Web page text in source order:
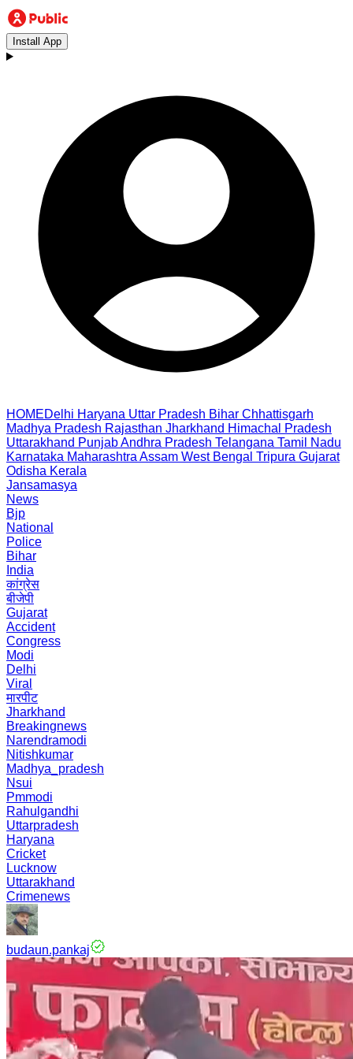
Install App
HOMEDelhi Haryana Uttar Pradesh Bihar Chhattisgarh
Madhya Pradesh Rajasthan Jharkhand Himachal Pradesh
Uttarakhand PunjabAndhra Pradesh Telangana Tamil Nadu
Karnataka Maharashtra Assam West Bengal Tripura Gujarat
Odisha Kerala
Jansamasya
News
Bjp
National
Police
Bihar
India
कांग्रेस
बीजेपी
Gujarat
Accident
Congress
Modi
Delhi
Viral
मारपीट
Jharkhand
Breakingnews
Narendramodi
Nitishkumar
Madhya_pradesh
Nsui
Pmmodi
Rahulgandhi
Uttarpradesh
Haryana
Cricket
Lucknow
Uttarakhand
Crimenews
budaun.pankaj